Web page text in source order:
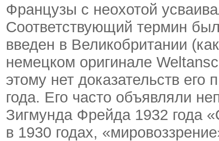
Французы с неохотой
Соответствующий термин
введен в Великобритании
немецком оригинале
этому нет доказательств
года. Его часто объявляли
Зигмунда Фрейда 1932 года
в 1930 годах,